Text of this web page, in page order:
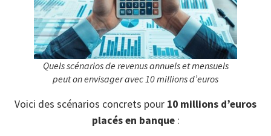
Quels scénarios de revenus annuels et mensuels
peut on envisager avec 10 millions d’euros
Voici des scénarios concrets pour 10 millions d’euros
placés en banque: